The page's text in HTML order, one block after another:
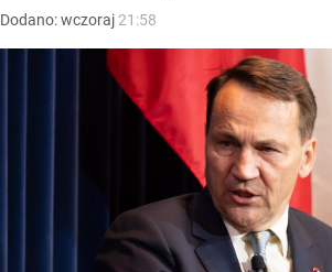
Dodano:wczoraj 21:58